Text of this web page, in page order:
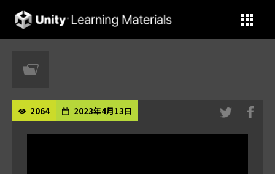
Unity Learning Materials
2064 2023年4月13日